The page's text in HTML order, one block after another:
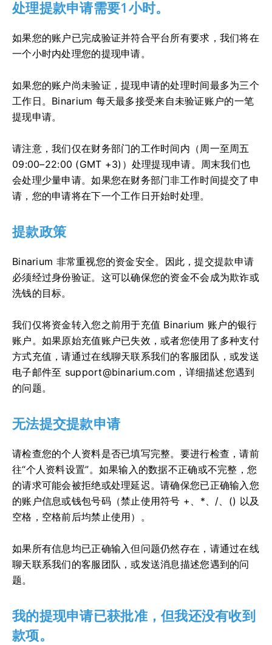
处理提款申请需要1小时。
如果您的账户已完成验证并符合平台所有要求，我们将在
一个小时内处理您的提现申请。
如果您的账户尚未验证，提现申请的处理时间最多为三个
工作日。Binarium 每天最多接受来自未验证账户的一笔
提现申请。
请注意，我们仅在财务部门的工作时间内（周一至周五
09:00–22:00 (GMT +3)）处理提现申请。周末我们也
会处理少量申请。如果您在财务部门非工作时间提交了申
请，您的申请将在下一个工作日开始时处理。
提款政策
Binarium 非常重视您的资金安全。因此，提交提款申请
必须经过身份验证。这可以确保您的资金不会成为欺诈或
洗钱的目标。
我们仅将资金转入您之前用于充值 Binarium 账户的银行
账户。如果原始充值账户已失效，或者您使用了多种支付
方式充值，请通过在线聊天联系我们的客服团队，或发送
电子邮件至 support@binarium.com ，详细描述您遇到
的问题。
无法提交提款申请
请检查您的个人资料是否已填写完整。要进行检查，请前
往“个人资料设置”。如果输入的数据不正确或不完整，您
的请求可能会被拒绝或处理延迟。请确保您已正确输入您
的账户信息或钱包号码（禁止使用符号 +、*、/、() 以及
空格，空格前后均禁止使用）。
如果所有信息均已正确输入但问题仍然存在，请通过在线
聊天联系我们的客服团队，或发送消息描述您遇到的问
题。
我的提现申请已获批准，但我还没有收到
款项。